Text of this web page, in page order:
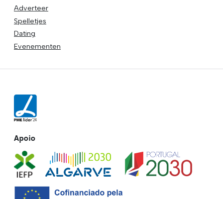
Adverteer
Spelletjes
Dating
Evenementen
Apoio